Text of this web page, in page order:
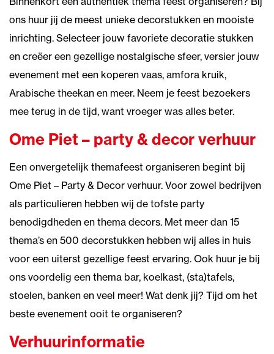
ons huur jij de meest unieke decorstukken en mooiste
inrichting. Selecteer jouw favoriete decoratie stukken
en creëer een gezellige nostalgische sfeer, versier jouw
evenement met een koperen vaas, amfora kruik,
Arabische theekan en meer. Neem je feest bezoekers
mee terug in de tijd, want vroeger was alles beter.
Ome Piet – party & decor verhuur
Een onvergetelijk themafeest organiseren begint bij
Ome Piet – Party & Decor verhuur. Voor zowel bedrijven
als particulieren hebben wij de tofste party
benodigdheden en thema decors. Met meer dan 15
thema’s en 500 decorstukken hebben wij alles in huis
voor een uiterst gezellige feest ervaring. Ook huur je bij
ons voordelig een thema bar, koelkast, (sta)tafels,
stoelen, banken en veel meer! Wat denk jij? Tijd om het
beste evenement ooit te organiseren?
Verhuurinformatie